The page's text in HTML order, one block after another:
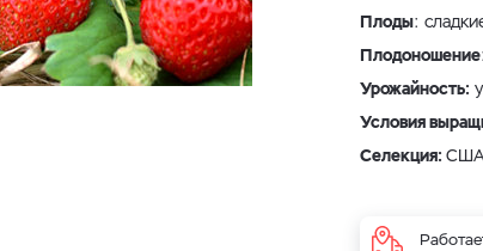
Плоды:
Плодоношение
Урожайность:
Условия
Селекция: